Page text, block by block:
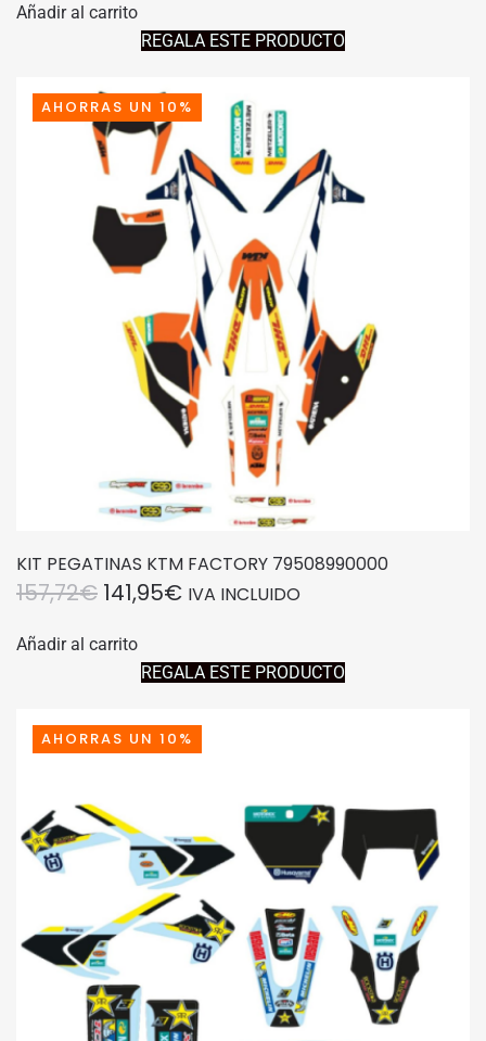
ORIGINAL
ERA:
179,95€.
ACTUAL
ES:
129,95€.
Añadir al carrito
REGALA ESTE PRODUCTO
AHORRAS UN 10%
KIT PEGATINAS KTM FACTORY 79508990000
157,72€ EL
ORIGINAL
ERA:
157,72€.
141,95€EL
ACTUAL
ES:
141,95€.
IVA INCLUIDO
Añadir al carrito
REGALA ESTE PRODUCTO
AHORRAS UN 10%